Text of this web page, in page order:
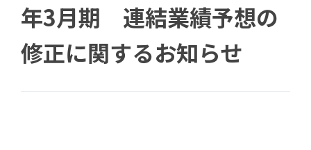
年3月期 連結業績予想の
修正に関するお知らせ